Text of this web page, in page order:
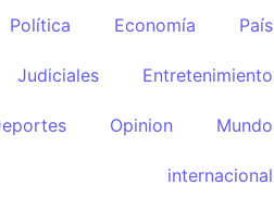
Política Economía País
Judiciales Entretenimiento
Opinion Mundo
internacional